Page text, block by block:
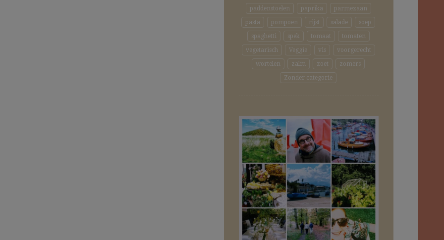
paddenstoelen
paprika
parmezaan
pasta
pompoen rijst salade
soep
spaghetti
spek tomaat
tomaten
vegetarisch
Veggie vis
voorgerecht
wortelen
zalm zoet
zomers
Zonder categorie